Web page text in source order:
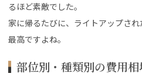
るほど素敵でした。
家に帰るたびに、ライトアップさ
最高ですよね。
部位別・種類別の費用